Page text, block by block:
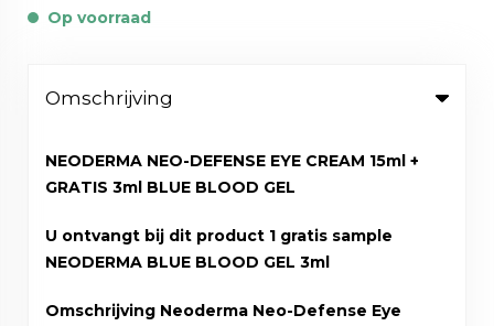
Op voorraad
Omschrijving
NEODERMA NEO-DEFENSE EYE CREAM 15ml +
GRATIS 3ml BLUE BLOOD GEL
U ontvangt bij dit product 1 gratis sample
NEODERMA BLUE BLOOD GEL 3ml
Omschrijving Neoderma Neo-Defense Eye